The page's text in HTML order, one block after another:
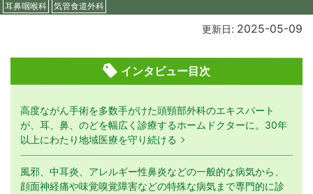
耳鼻咽喉科 気管食道外科
更新日: 2025-05-09
インタビュー目次
高度ながん手術を多数手がけた頭頸部外科のエキスパート
が、耳、鼻、のどを幅広く診療するホームドクターに。30年
以上にわたり地域医療を守り続ける
風邪、中耳炎、アレルギー性鼻炎などの一般的な病気から、
顔面神経痛や味覚嗅覚障害などの特殊な病気まで専門的に診